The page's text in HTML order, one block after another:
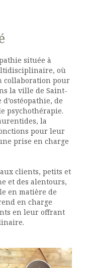
située à
où
collaboration pour
la ville de Saint-
de
psychothérapie.
la
pour leur
prise en charge
clients, petits et
et des alentours,
en matière de
en charge
en leur offrant